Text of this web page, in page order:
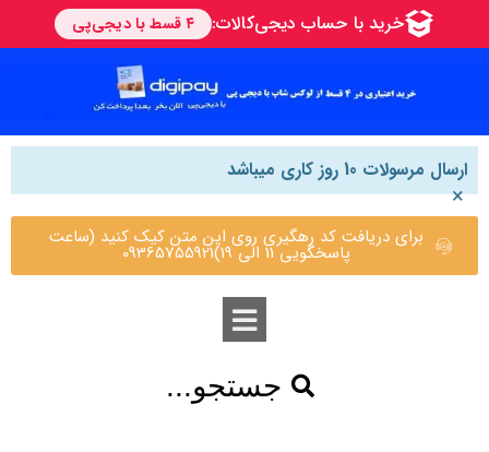
ارسال مرسولات 10 روز کاری میباشد
×
برای دریافت کد رهگیری روی این متن کیک کنید (ساعت
پاسخگویی 11 الی 19)09365755921
جستجو...